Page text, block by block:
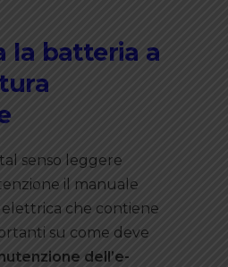
la batteria a
senso leggere
il manuale
elettrica che contiene
su come deve
dell’e-